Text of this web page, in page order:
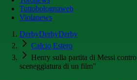
Tuttobolognaweb
Violanews
DerbyDerbyDerby
Calcio Estero
Henry sulla partita di Messi
sceneggiatura di un film"